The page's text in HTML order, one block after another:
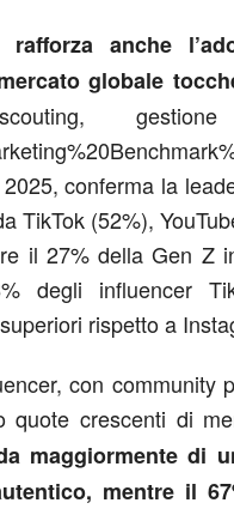
rafforza anche
globale
scouting,
conferma la
TikTok (52%),
il 27% della Gen Z
degli influencer
rispetto a
con community
quote crescenti di
maggiormente di
mentre il